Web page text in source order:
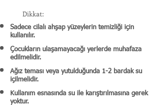
Dikkat:
Sadece cilalı ahşap yüzeylerin temizliği için
kullanılır.
Çocukların ulaşamayacağı yerlerde muhafaza
edilmelidir.
Ağız teması veya yutulduğunda 1-2 bardak su
içilmelidir.
Kullanım esnasında su ile karıştırılmasına gerek
yoktur.